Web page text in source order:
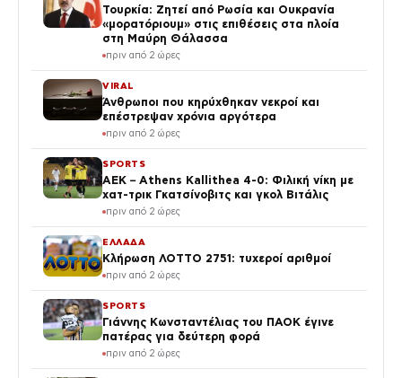
Τουρκία: Ζητεί από Ρωσία και Ουκρανία
«μορατόριουμ» στις επιθέσεις στα πλοία
στη Μαύρη Θάλασσα
πριν από 2 ώρες
VIRAL
Άνθρωποι που κηρύχθηκαν νεκροί και
επέστρεψαν χρόνια αργότερα
πριν από 2 ώρες
SPORTS
ΑΕΚ – Athens Kallithea 4-0: Φιλική νίκη με
χατ-τρικ Γκατσίνοβιτς και γκολ Βιτάλις
πριν από 2 ώρες
ΕΛΛΑΔΑ
Κλήρωση ΛΟΤΤΟ 2751: τυχεροί αριθμοί
πριν από 2 ώρες
SPORTS
Γιάννης Κωνσταντέλιας του ΠΑΟΚ έγινε
πατέρας για δεύτερη φορά
πριν από 2 ώρες